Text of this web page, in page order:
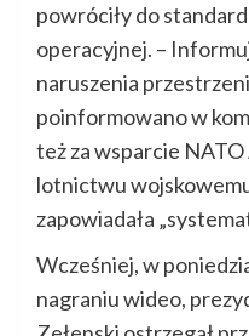
powróciły do
operacyjnej. –
naruszenia
poinformowano w
też za wsparcie
lotnictwu
zapowiadała
Wcześniej, w
nagraniu wideo,